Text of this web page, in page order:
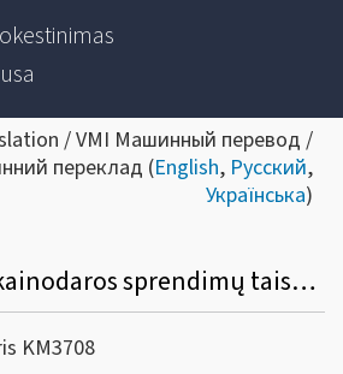
/ VMI Машинный перевод /
переклад (English, Русский,
Українська)
Įpareigojančių kainodaros sprendimų taisyklių taikymas nuo 2026-01-01
KM3708